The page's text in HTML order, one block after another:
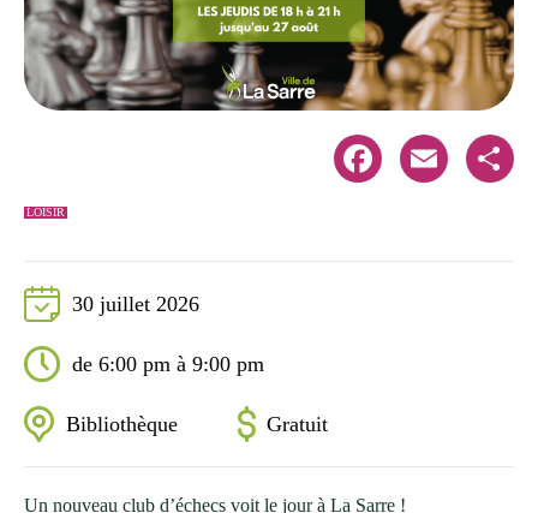
LOISIR
Facebook Email Share
30 juillet 2026
de 6:00 pm à 9:00 pm
Bibliothèque Gratuit
Un nouveau club d’échecs voit le jour à La Sarre !